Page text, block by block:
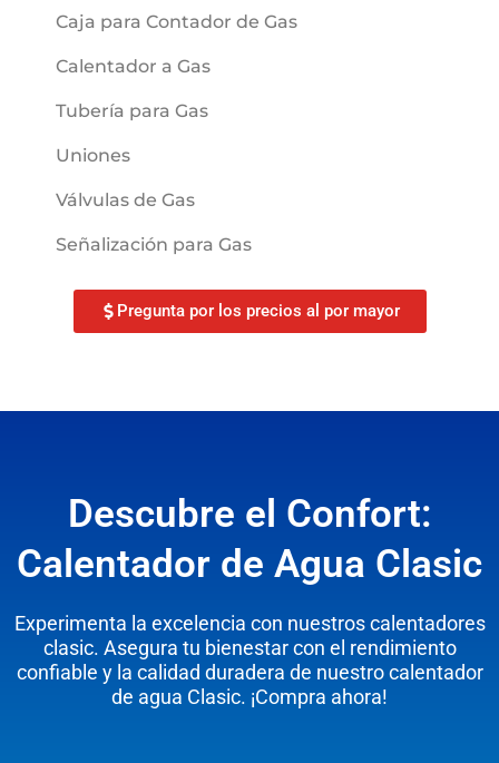
Caja para Contador de Gas
Calentador a Gas
Tubería para Gas
Uniones
Válvulas de Gas
Señalización para Gas
Pregunta por los precios al por mayor
Descubre el Confort:
Calentador de Agua Clasic
Experimenta la excelencia con nuestros calentadores
clasic. Asegura tu bienestar con el rendimiento
confiable y la calidad duradera de nuestro calentador
de agua Clasic. ¡Compra ahora!